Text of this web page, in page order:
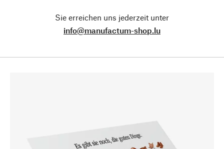
Sie erreichen uns jederzeit unter
info@manufactum-shop.lu